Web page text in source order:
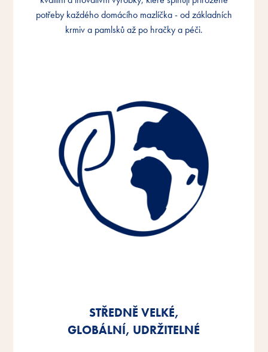
potřeby každého domácího mazlíčka - od základních
krmiv a pamlsků až po hračky a péči.
potřeby každého domácího mazlíčka - od základních
krmiv a pamlsků až po hračky a péči.
potřeby každého domácího mazlíčka - od základních
krmiv a pamlsků až po hračky a péči.
STŘEDNĚ VELKÉ,
GLOBÁLNÍ, UDRŽITELNÉ
STŘEDNĚ VELKÉ,
GLOBÁLNÍ, UDRŽITELNÉ
STŘEDNĚ VELKÉ,
GLOBÁLNÍ, UDRŽITELNÉ